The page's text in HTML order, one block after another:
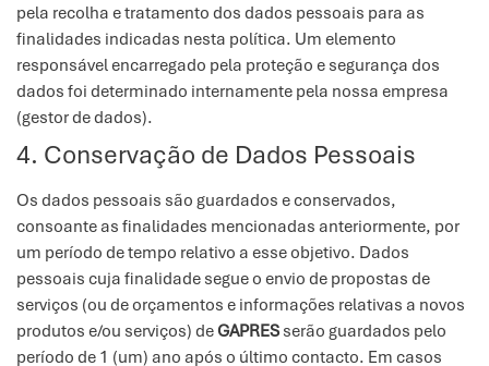
pela recolha e tratamento dos dados pessoais para as
finalidades indicadas nesta política. Um elemento
responsável encarregado pela proteção e segurança dos
dados foi determinado internamente pela nossa empresa
(gestor de dados).
4. Conservação de Dados Pessoais
Os dados pessoais são guardados e conservados,
consoante as finalidades mencionadas anteriormente, por
um período de tempo relativo a esse objetivo. Dados
pessoais cuja finalidade segue o envio de propostas de
serviços (ou de orçamentos e informações relativas a novos
produtos e/ou serviços) deGAPRES serão guardados pelo
período de 1 (um) ano após o último contacto. Em casos